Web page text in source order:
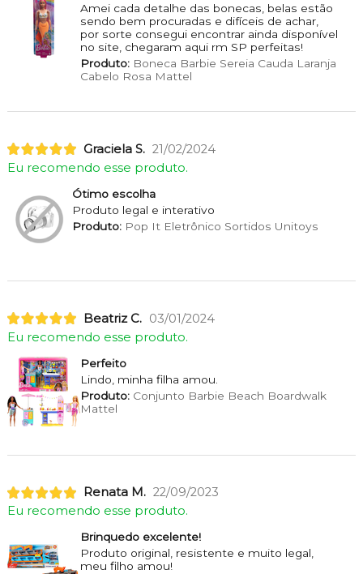
Amei cada detalhe das bonecas, belas estão
sendo bem procuradas e difíceis de achar,
por sorte consegui encontrar ainda disponível
no site, chegaram aqui rm SP perfeitas!
Produto:Boneca Barbie Sereia Cauda Laranja
Cabelo Rosa Mattel
Graciela S. 21/02/2024
Eu recomendo esse produto.
Ótimo escolha
Produto legal e interativo
Produto:Pop It Eletrônico Sortidos Unitoys
Beatriz C. 03/01/2024
Eu recomendo esse produto.
Perfeito
Lindo, minha filha amou.
Produto:Conjunto Barbie Beach Boardwalk
Mattel
Renata M. 22/09/2023
Eu recomendo esse produto.
Brinquedo excelente!
Produto original, resistente e muito legal,
meu filho amou!